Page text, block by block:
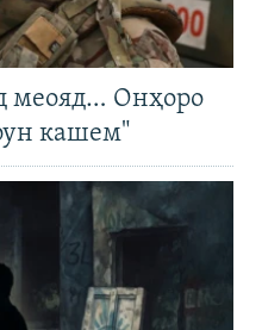
меояд… Онҳоро
кашем"